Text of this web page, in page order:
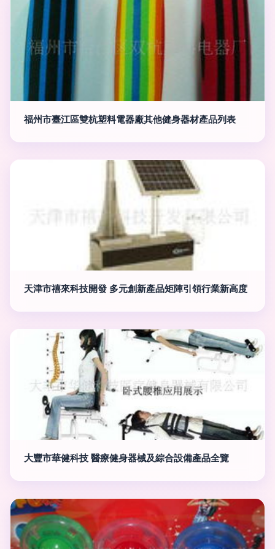
福州市臺江區雙杭塑料電器廠其他健身器材產品列表
天津市禧來科技開發 多元創新產品矩陣引領行業新高度
大豐市華健科技 醫療健身器械及綜合設備產品全覽